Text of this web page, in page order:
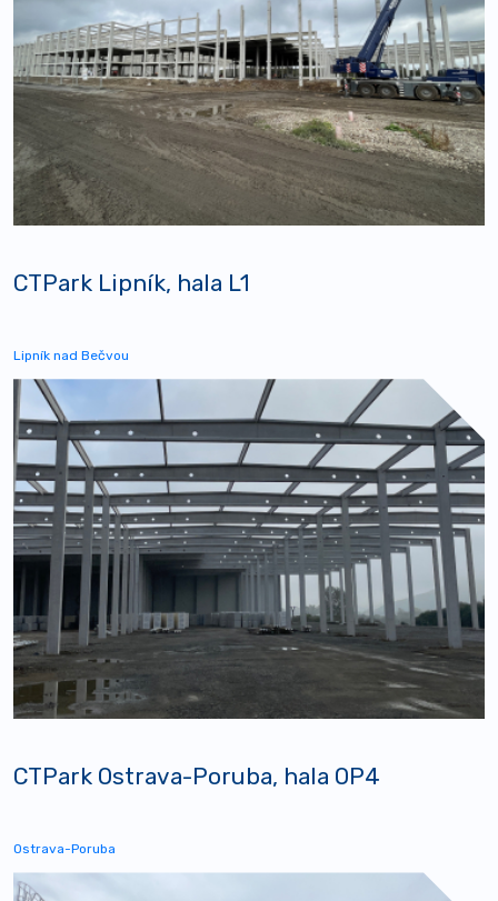
CTPark Lipník, hala L1
Lipník nad Bečvou
CTPark Ostrava-Poruba, hala OP4
Ostrava-Poruba